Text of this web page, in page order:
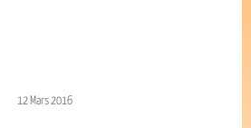
12 Mars 2016